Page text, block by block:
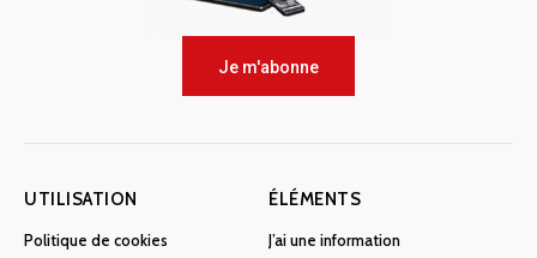
Je m'abonne
UTILISATION
Politique de cookies
ÉLÉMENTS
J’ai une information